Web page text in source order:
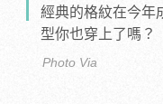
經典的格紋在今年
型你也穿上了嗎？
Photo Via